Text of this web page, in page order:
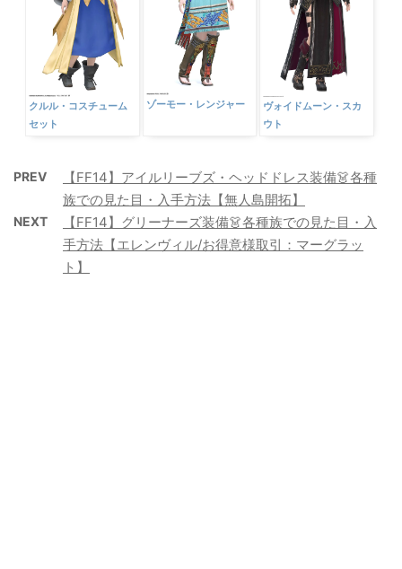
クルル・コスチューム
セット
ゾーモー・レンジャー
ヴォイドムーン・スカ
ウト
PREV
【FF14】アイルリーブズ・ヘッドドレス装備👗各種
族での見た目・入手方法【無人島開拓】
NEXT
【FF14】グリーナーズ装備👗各種族での見た目・入
手方法【エレンヴィル/お得意様取引：マーグラッ
ト】